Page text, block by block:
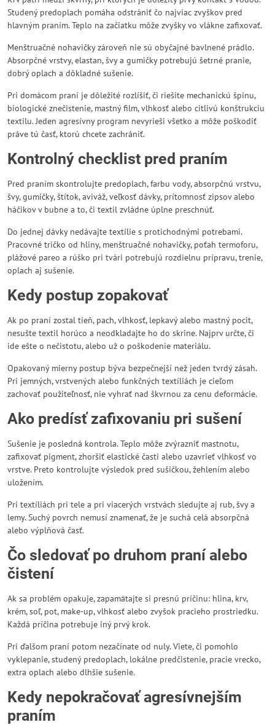
Studený predoplach pomáha odstrániť čo najviac zvyškov pred
hlavným praním. Teplo na začiatku môže zvyšky vo vlákne zafixovať.
Menštruačné nohavičky zároveň nie sú obyčajné bavlnené prádlo.
Absorpčné vrstvy, elastan, švy a gumičky potrebujú šetrné pranie,
dobrý oplach a dôkladné sušenie.
Pri domácom praní je dôležité rozlíšiť, či riešite mechanickú špinu,
biologické znečistenie, mastný film, vlhkosť alebo citlivú konštrukciu
textilu. Jeden agresívny program nevyrieši všetko a môže poškodiť
práve tú časť, ktorú chcete zachrániť.
Kontrolný checklist pred praním
Pred praním skontrolujte predoplach, farbu vody, absorpčnú vrstvu,
švy, gumičky, štítok, aviváž, veľkosť dávky, prítomnosť zipsov alebo
háčikov v bubne a to, či textil zvládne úplne preschnúť.
Do jednej dávky nedávajte textílie s protichodnými potrebami.
Pracovné tričko od hliny, menštruačné nohavičky, poťah termoforu,
plážové pareo a rúško pri tvári potrebujú rozdielnu prípravu, trenie,
oplach aj sušenie.
Kedy postup zopakovať
Ak po praní zostal tieň, pach, vlhkosť, lepkavý alebo mastný pocit,
nesušte textil horúco a neodkladajte ho do skrine. Najprv určte, či
ide ešte o nečistotu, alebo už o poškodenie materiálu.
Opakovaný mierny postup býva bezpečnejší než jeden tvrdý zásah.
Pri jemných, vrstvených alebo funkčných textíliách je cieľom
zachovať použiteľnosť, nie vyhrať nad škvrnou za cenu deformácie.
Ako predísť zafixovaniu pri sušení
Sušenie je posledná kontrola. Teplo môže zvýrazniť mastnotu,
zafixovať pigment, zhoršiť elastické časti alebo uzavrieť vlhkosť vo
vrstve. Preto kontrolujte výsledok pred sušičkou, žehlením alebo
uložením.
Pri textíliách pri tele a pri viacerých vrstvách sledujte aj rub, švy a
lemy. Suchý povrch nemusí znamenať, že je suchá celá absorpčná
alebo výplňová časť.
Čo sledovať po druhom praní alebo
čistení
Ak sa problém opakuje, zapamätajte si presnú príčinu: hlina, krv,
krém, soľ, pot, make-up, vlhkosť alebo zvyšok pracieho prostriedku.
Každá príčina potrebuje iný prvý krok.
Pri ďalšom praní potom nezačínate od nuly. Viete, či pomohlo
vyklepanie, studený predoplach, lokálne predčistenie, pracie vrecko,
extra oplach alebo dlhšie sušenie.
Kedy nepokračovať agresívnejším
praním